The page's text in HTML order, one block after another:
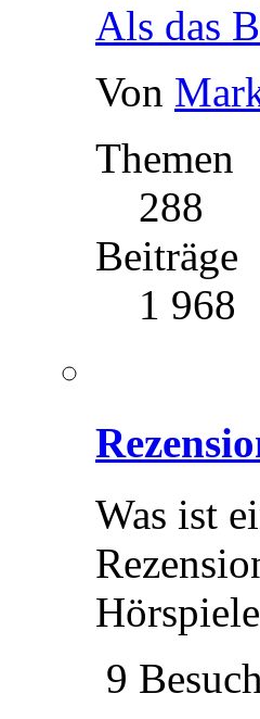
Als das
Von
Themen
288
Beiträge
1 968
Was ist
9